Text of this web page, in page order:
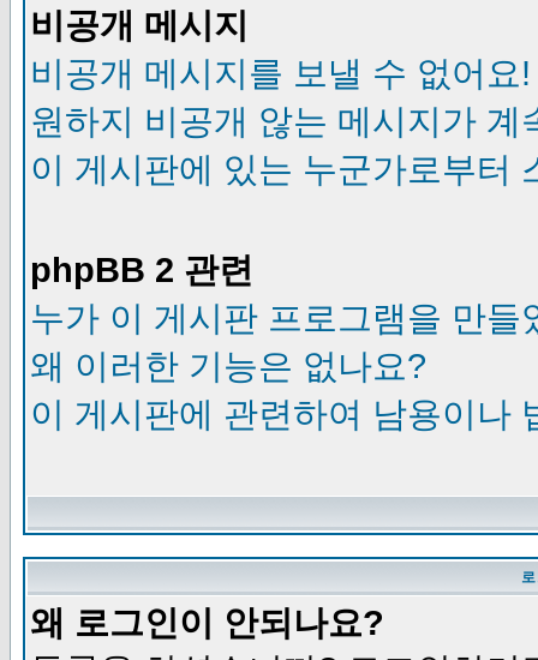
비공개 메시지
비공개 메시지를 보낼 수 없어요!
원하지 비공개 않는 메시지가 계
이 게시판에 있는 누군가로부터
phpBB 2 관련
누가 이 게시판 프로그램을 만들
왜 이러한 기능은 없나요?
이 게시판에 관련하여 남용이나
왜 로그인이 안되나요?